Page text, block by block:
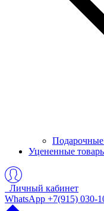
Уцененные
Личный кабинет
WhatsApp +7(915) 030-